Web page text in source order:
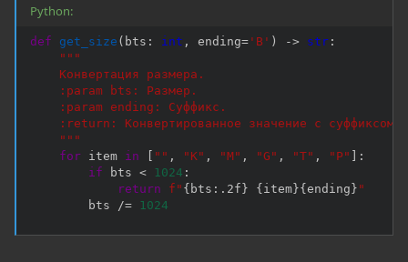
Python:
def get_size ( bts : int , ending= 'B' ) -> str :
"""
    Конвертация размера.
    :param bts: Размер.
    :param ending: Суффикс.
    :return: Конвертированное значение с суффиксом.
    """
for item in "" , "K" , "M" , "G" , "T" , "P"
:
if bts < 1024 :
return
f" { bts : .2f } { item }{ ending } "
        bts
/= 1024